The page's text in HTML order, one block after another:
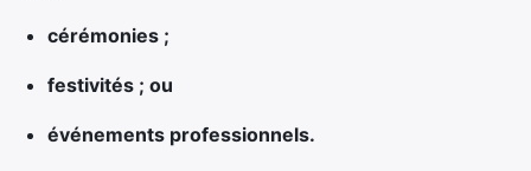
cérémonies ;
festivités ; ou
événements professionnels.